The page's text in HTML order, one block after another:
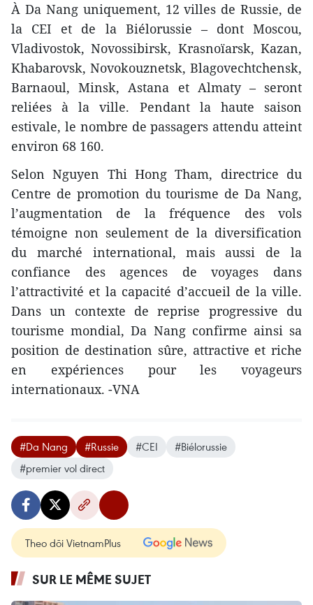
À Da Nang uniquement, 12 villes de Russie, de
la CEI et de la Biélorussie – dont Moscou,
Vladivostok, Novossibirsk, Krasnoïarsk, Kazan,
Khabarovsk, Novokouznetsk, Blagovechtchensk,
Barnaoul, Minsk, Astana et Almaty – seront
reliées à la ville. Pendant la haute saison
estivale, le nombre de passagers attendu atteint
environ 68 160.
Selon Nguyen Thi Hong Tham, directrice du
Centre de promotion du tourisme de Da Nang,
l’augmentation de la fréquence des vols
témoigne non seulement de la diversification
du marché international, mais aussi de la
confiance des agences de voyages dans
l’attractivité et la capacité d’accueil de la ville.
Dans un contexte de reprise progressive du
tourisme mondial, Da Nang confirme ainsi sa
position de destination sûre, attractive et riche
en expériences pour les voyageurs
internationaux. -VNA
#Da Nang #Russie #CEI
#Biélorussie
#premier vol direct
Theo dõi VietnamPlus
SUR LE MÊME SUJET